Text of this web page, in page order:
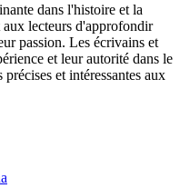
dans l'histoire et la
lecteurs d'approfondir
passion. Les écrivains et
et leur autorité dans le
et intéressantes aux